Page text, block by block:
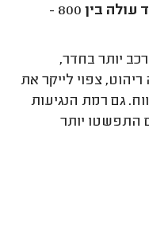
בין
800 -
יותר בחדר,
צפוי לייקר את
גם רמת הנגיעות
התפשטו יותר